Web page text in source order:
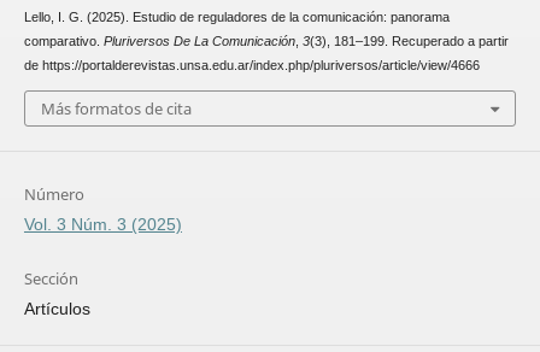
Lello, I. G. (2025). Estudio de reguladores de la comunicación: panorama
comparativo. Pluriversos De La Comunicación, 3(3), 181–199. Recuperado a partir
de https://portalderevistas.unsa.edu.ar/index.php/pluriversos/article/view/4666
Más formatos de cita
Número
Vol. 3 Núm. 3 (2025)
Sección
Artículos